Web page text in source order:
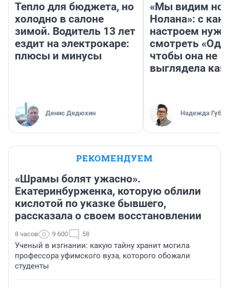
Тепло для бюджета, но
холодно в салоне
зимой. Водитель 13 лет
ездит на электрокаре:
плюсы и минусы
Денис Дедюхин
«Мы видим
Нолана»: с
настроем
смотреть
чтобы она не
выглядела как
Надежда
РЕКОМЕНДУЕМ
«Шрамы болят ужасно».
Екатеринбурженка, которую облили
кислотой по указке бывшего,
рассказала о своем восстановлении
8 часов 9 600 58
Ученый в изгнании: какую тайну хранит могила
профессора уфимского вуза, которого обожали
студенты